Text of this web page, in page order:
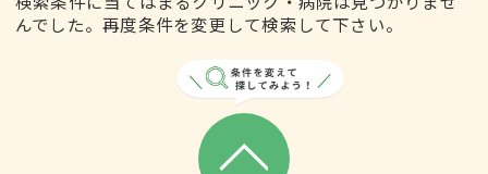
んでした。再度条件を変更して検索して下さい。